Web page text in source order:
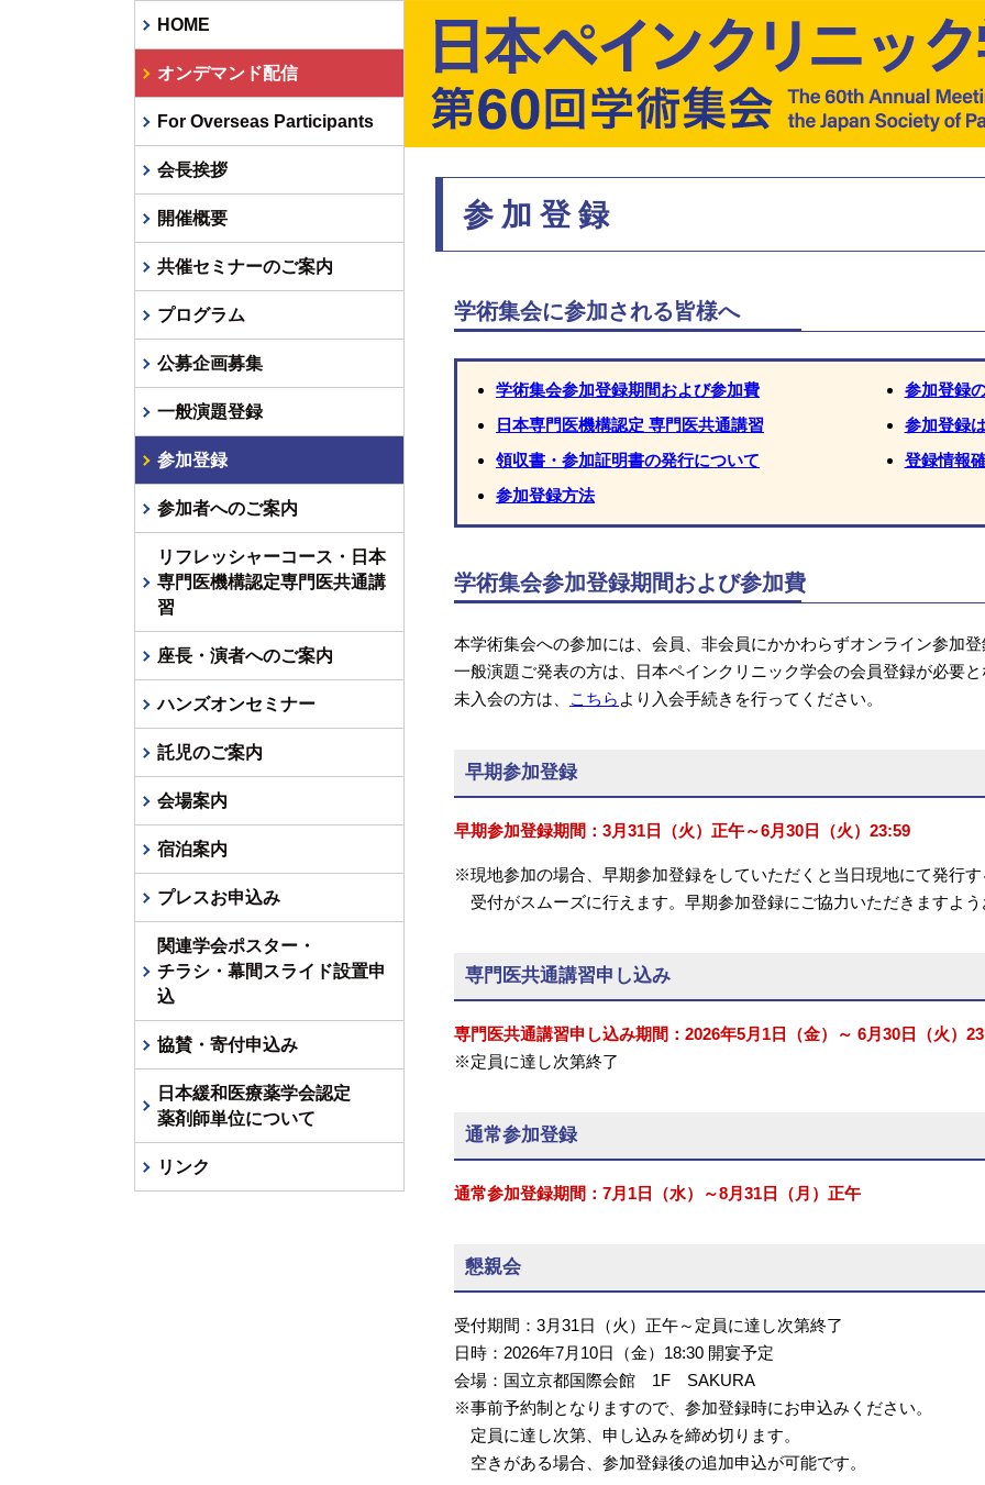
HOME
オンデマンド配信
For Overseas Participants
会長挨拶
開催概要
共催セミナーのご案内
プログラム
公募企画募集
一般演題登録
参加登録
参加者へのご案内
リフレッシャーコース・日本
専門医機構認定専門医共通講
習
座長・演者へのご案内
ハンズオンセミナー
託児のご案内
会場案内
宿泊案内
プレスお申込み
関連学会ポスター・
チラシ・幕間スライド設置申
込
協賛・寄付申込み
日本緩和医療薬学会認定
薬剤師単位について
リンク
参加登録
学術集会に参加される皆様へ
学術集会参加登録期間および参加費
日本専門医機構認定 専門医共通講習
領収書・参加証明書の発行について
参加登録方法
参加登録
参加登録
登録情報
学術集会参加登録期間および参加費
本学術集会への参加には、会員、非会員にかかわらずオンライン参加
一般演題ご発表の方は、日本ペインクリニック学会の会員登録が必要
未入会の方は、
こちら より入会手続きを行ってください。
早期参加登録
早期参加登録期間：3月31日（火）正午～6月30日（火）23:59
※現地参加の場合、早期参加登録をしていただくと当日現地にて発行
受付がスムーズに行えます。早期参加登録にご協力いただきますよ
専門医共通講習申し込み
専門医共通講習申し込み期間：2026年5月1日（金）～ 6月30日（火）
※定員に達し次第終了
通常参加登録
通常参加登録期間：7月1日（水）～8月31日（月）正午
懇親会
受付期間：3月31日（火）正午～定員に達し次第終了
日時：2026年7月10日（金）18:30 開宴予定
会場：国立京都国際会館 1F SAKURA
※事前予約制となりますので、参加登録時にお申込みください。
定員に達し次第、申し込みを締め切ります。
空きがある場合、参加登録後の追加申込が可能です。